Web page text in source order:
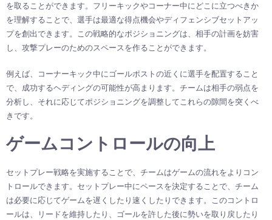
を取ることができます。フリーキックやコーナー中にどこに立つべきか
を理解することで、選手は最適な得点機会やディフェンシブセットアッ
プを創出できます。この戦略的なポジショニングは、相手の計画を妨害
し、攻撃プレーのためのスペースを作ることができます。
例えば、コーナーキック中にゴールポストの近くに選手を配置すること
で、成功するヘディングの可能性が高まります。チームは相手の弱点を
分析し、それに応じてポジショニングを調整してこれらの隙間を突くべ
きです。
ゲームコントロールの向上
セットプレー戦略を実施することで、チームはゲームの流れをよりコン
トロールできます。セットプレー中にペースを決定することで、チーム
は必要に応じてゲームを遅くしたり速くしたりできます。このコントロ
ールは、リードを維持したり、ゴールを許した後に勢いを取り戻したり